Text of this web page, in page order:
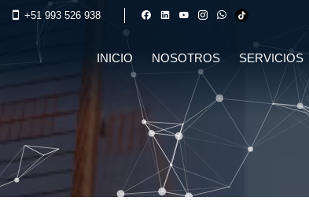
+51 993 526 938
INICIO NOSOTROS SERVICIOS
DERECHO FINANCIERO Y
CRIPTOMONEDAS
DERECHO CIVIL
DERECHO EMPRESARIAL Y
CORPORATIVO